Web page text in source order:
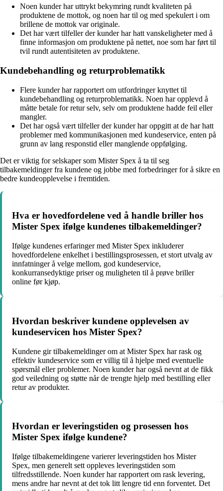
Noen kunder har uttrykt bekymring rundt kvaliteten på
produktene de mottok, og noen har til og med spekulert i om
brillene de mottok var originale.
Det har vært tilfeller der kunder har hatt vanskeligheter med å
finne informasjon om produktene på nettet, noe som har ført til
tvil rundt autentisiteten av produktene.
Kundebehandling og returproblematikk
Flere kunder har rapportert om utfordringer knyttet til
kundebehandling og returproblematikk. Noen har opplevd å
måtte betale for retur selv, selv om produktene hadde feil eller
mangler.
Det har også vært tilfeller der kunder har oppgitt at de har hatt
problemer med kommunikasjonen med kundeservice, enten på
grunn av lang responstid eller manglende oppfølging.
Det er viktig for selskaper som Mister Spex å ta til seg
tilbakemeldinger fra kundene og jobbe med forbedringer for å sikre en
bedre kundeopplevelse i fremtiden.
Hva er hovedfordelene ved å handle briller hos
Mister Spex ifølge kundenes tilbakemeldinger?
Ifølge kundenes erfaringer med Mister Spex inkluderer
hovedfordelene enkelhet i bestillingsprosessen, et stort utvalg av
innfatninger å velge mellom, god kundeservice,
konkurransedyktige priser og muligheten til å prøve briller
online før kjøp.
Hvordan beskriver kundene opplevelsen av
kundeservicen hos Mister Spex?
Kundene gir tilbakemeldinger om at Mister Spex har rask og
effektiv kundeservice som er villig til å hjelpe med eventuelle
spørsmål eller problemer. Noen kunder har også nevnt at de fikk
god veiledning og støtte når de trengte hjelp med bestilling eller
retur av produkter.
Hvordan er leveringstiden og prosessen hos
Mister Spex ifølge kundene?
Ifølge tilbakemeldingene varierer leveringstiden hos Mister
Spex, men generelt sett oppleves leveringstiden som
tilfredsstillende. Noen kunder har rapportert om rask levering,
mens andre har nevnt at det tok litt lengre tid enn forventet. Det